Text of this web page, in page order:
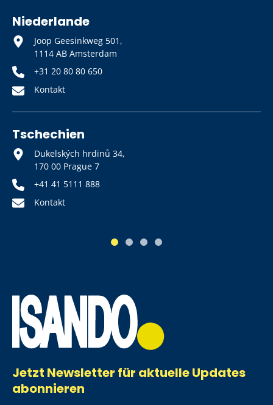
Niederlande
Joop Geesinkweg 501,
1114 AB Amsterdam
+31 20 80 80 650
Kontakt
Tschechien
Dukelských hrdinů 34,
170 00 Prague 7
+41 41 5111 888
Kontakt
Jetzt Newsletter für aktuelle Updates
abonnieren